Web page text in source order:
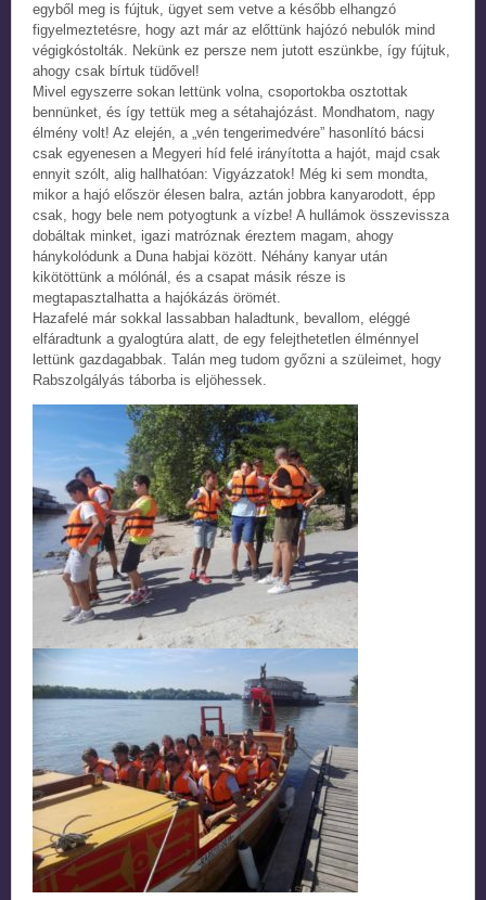
egyből meg is fújtuk, ügyet sem vetve a később elhangzó
figyelmeztetésre, hogy azt már az előttünk hajózó nebulók mind
végigkóstolták. Nekünk ez persze nem jutott eszünkbe, így fújtuk,
ahogy csak bírtuk tüdővel!
Mivel egyszerre sokan lettünk volna, csoportokba osztottak
bennünket, és így tettük meg a sétahajózást. Mondhatom, nagy
élmény volt! Az elején, a „vén tengerimedvére” hasonlító bácsi
csak egyenesen a Megyeri híd felé irányította a hajót, majd csak
ennyit szólt, alig hallhatóan: Vigyázzatok! Még ki sem mondta,
mikor a hajó először élesen balra, aztán jobbra kanyarodott, épp
csak, hogy bele nem potyogtunk a vízbe! A hullámok összevissza
dobáltak minket, igazi matróznak éreztem magam, ahogy
hánykolódunk a Duna habjai között. Néhány kanyar után
kikötöttünk a mólónál, és a csapat másik része is
megtapasztalhatta a hajókázás örömét.
Hazafelé már sokkal lassabban haladtunk, bevallom, eléggé
elfáradtunk a gyalogtúra alatt, de egy felejthetetlen élménnyel
lettünk gazdagabbak. Talán meg tudom győzni a szüleimet, hogy
Rabszolgályás táborba is eljöhessek.